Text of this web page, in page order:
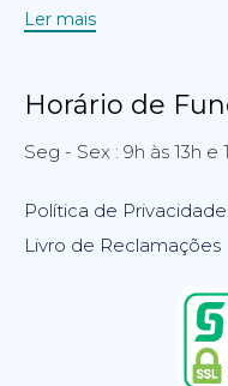
Ler mais
Horário de
Seg - Sex : 9h às 13h e
Política de Privacidade
Livro de Reclamações